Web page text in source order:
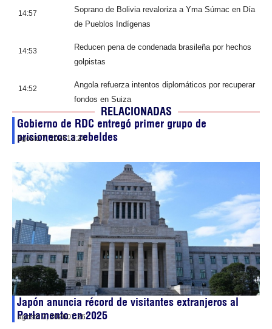
14:57
Soprano de Bolivia revaloriza a Yma Súmac en Día
de Pueblos Indígenas
14:53
Reducen pena de condenada brasileña por hechos
golpistas
14:52
Angola refuerza intentos diplomáticos por recuperar
fondos en Suiza
RELACIONADAS
Gobierno de RDC entregó primer grupo de
prisioneros a rebeldes
agosto 7, 202613:24
Japón anuncia récord de visitantes extranjeros al
Parlamento en 2025
agosto 7, 202601:26